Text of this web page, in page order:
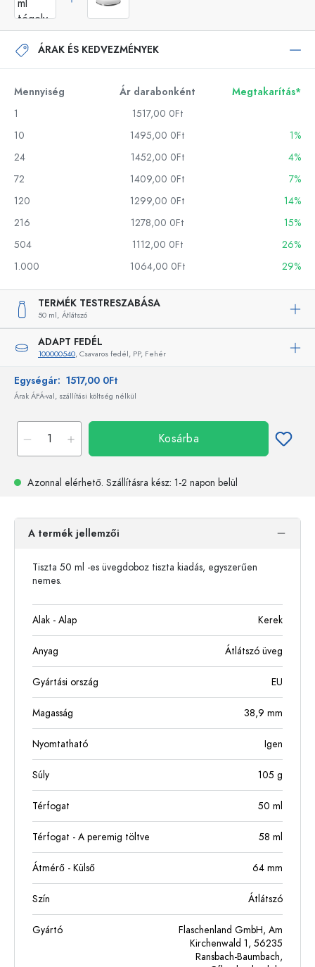
ÁRAK ÉS KEDVEZMÉNYEK
Mennyiség Ár darabonként
Megtakarítás*
1
1517,00 0Ft
10
1495,00 0Ft
1%
24
1452,00 0Ft
4%
72
1409,00 0Ft
7%
120
1299,00 0Ft
14%
216
1278,00 0Ft
15%
504
1112,00 0Ft
26%
1.000
1064,00 0Ft 29%
TERMÉK TESTRESZABÁSA
50 ml, Átlátszó
ADAPT FEDÉL
100000540, Csavaros fedél, PP, Fehér
Egységár: 1517,00 0Ft
Árak ÁFÁ-val, szállítási költség nélkül
Kosárba
Azonnal elérhető. Szállításra kész: 1-2 napon belül
A termék jellemzői
Tiszta 50 ml -es üvegdoboz tiszta kiadás, egyszerűen
nemes.
Alak - Alap Kerek
Anyag Átlátszó üveg
Gyártási ország EU
Magasság 38,9 mm
Nyomtatható Igen
Súly 105 g
Térfogat 50 ml
Térfogat - A peremig töltve 58 ml
Átmérő - Külső 64 mm
Szín Átlátszó
Gyártó
Flaschenland GmbH, Am
Kirchenwald 1, 56235
Ransbach-Baumbach,